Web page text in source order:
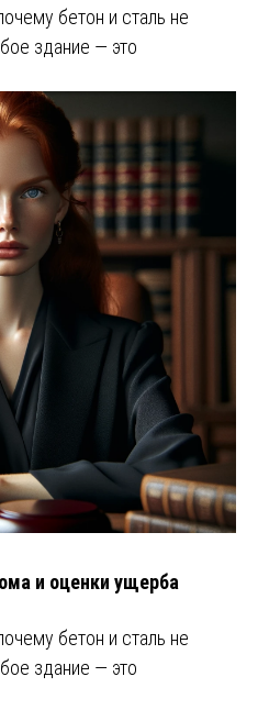
бетон и сталь не
здание — это
и оценки ущерба
бетон и сталь не
здание — это